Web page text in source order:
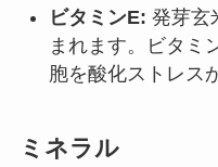
ビタミンE: 発芽玄
まれます。ビタミ
胞を酸化ストレス
ミネラル